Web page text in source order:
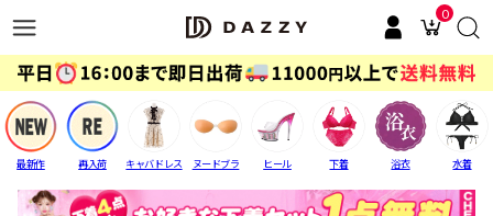
0
最新作 再入荷 キャバドレス ヌードブラ ヒール 下着 浴衣 水着